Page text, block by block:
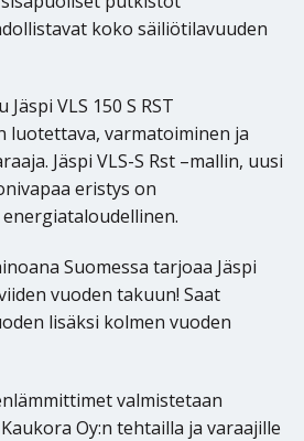
koko säiliötilavuuden
VLS 150 S RST
luotettava, varmatoiminen ja
Jäspi VLS-S Rst –mallin, uusi
eristys on
Suomessa tarjoaa Jäspi
vuoden takuun! Saat
lisäksi kolmen vuoden
valmistetaan
Oy:n tehtailla ja varaajille